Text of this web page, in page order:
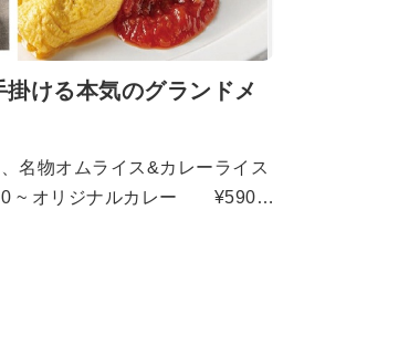
ける本気のグランドメ
名物オムライス&カレーライス